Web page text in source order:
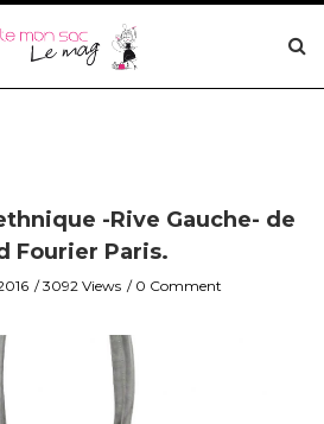
-Rive Gauche- de
Fourier Paris.
3092 Views 0 Comment